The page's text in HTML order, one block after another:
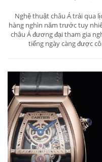
Nghệ thuật châu Á trải qua
hàng nghìn năm trước tuy
châu Á đương đại tham gia
tiếng ngày càng được